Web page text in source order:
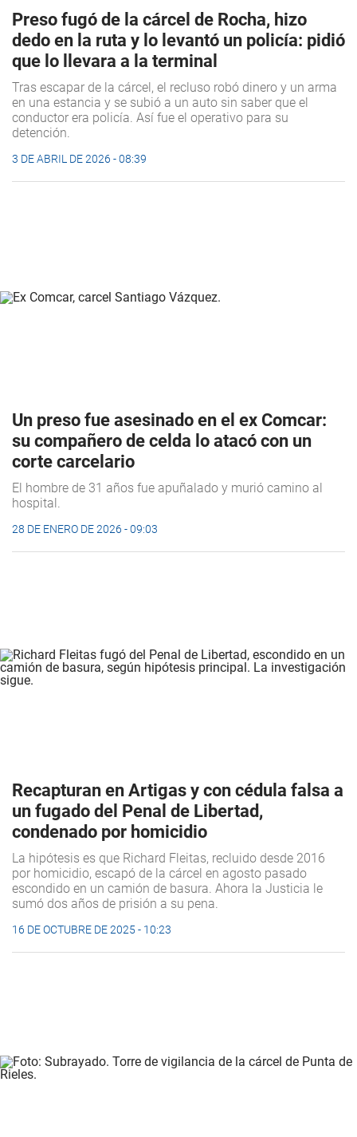
Preso fugó de la cárcel de Rocha, hizo
dedo en la ruta y lo levantó un policía: pidió
que lo llevara a la terminal
Tras escapar de la cárcel, el recluso robó dinero y un arma
en una estancia y se subió a un auto sin saber que el
conductor era policía. Así fue el operativo para su
detención.
3 DE ABRIL DE 2026 - 08:39
Un preso fue asesinado en el ex Comcar:
su compañero de celda lo atacó con un
corte carcelario
El hombre de 31 años fue apuñalado y murió camino al
hospital.
28 DE ENERO DE 2026 - 09:03
Recapturan en Artigas y con cédula falsa a
un fugado del Penal de Libertad,
condenado por homicidio
La hipótesis es que Richard Fleitas, recluido desde 2016
por homicidio, escapó de la cárcel en agosto pasado
escondido en un camión de basura. Ahora la Justicia le
sumó dos años de prisión a su pena.
16 DE OCTUBRE DE 2025 - 10:23